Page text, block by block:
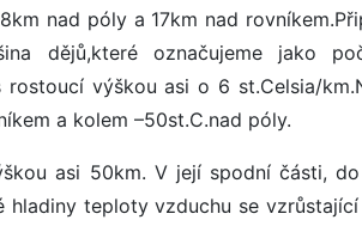
nad póly a 17km nad
dějů,které označujeme jako
výškou asi o 6 st.Celsia/
a kolem –50st.C.nad póly.
asi 50km. V její spodní části,
hladiny teploty vzduchu se